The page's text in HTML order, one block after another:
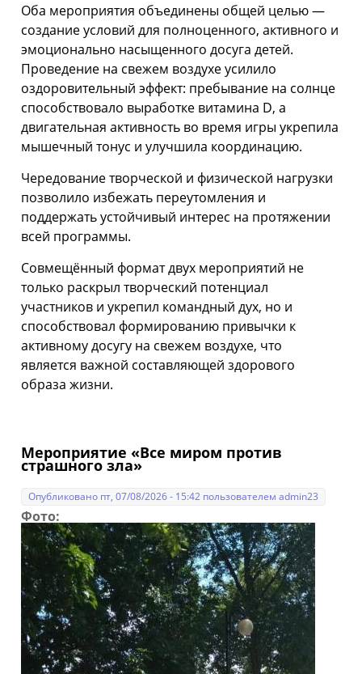
Оба мероприятия объединены общей целью —
создание условий для полноценного, активного и
эмоционально насыщенного досуга детей.
Проведение на свежем воздухе усилило
оздоровительный эффект: пребывание на солнце
способствовало выработке витамина D, а
двигательная активность во время игры укрепила
мышечный тонус и улучшила координацию.
Чередование творческой и физической нагрузки
позволило избежать переутомления и
поддержать устойчивый интерес на протяжении
всей программы.
Совмещённый формат двух мероприятий не
только раскрыл творческий потенциал
участников и укрепил командный дух, но и
способствовал формированию привычки к
активному досугу на свежем воздухе, что
является важной составляющей здорового
образа жизни.
Мероприятие «Все миром против
страшного зла»
Опубликовано пт, 07/08/2026 - 15:42 пользователемadmin23
Фото: